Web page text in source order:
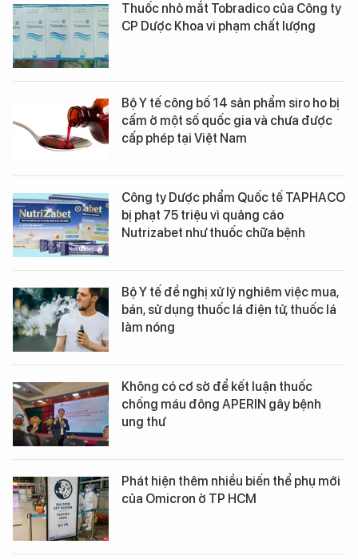
Thuốc nhỏ mắt Tobradico của Công ty
CP Dược Khoa vi phạm chất lượng
Bộ Y tế công bố 14 sản phẩm siro ho bị
cấm ở một số quốc gia và chưa được
cấp phép tại Việt Nam
Công ty Dược phẩm Quốc tế TAPHACO
bị phạt 75 triệu vì quảng cáo
Nutrizabet như thuốc chữa bệnh
Bộ Y tế đề nghị xử lý nghiêm việc mua,
bán, sử dụng thuốc lá điện tử, thuốc lá
làm nóng
Không có cơ sở để kết luận thuốc
chống máu đông APERIN gây bệnh
ung thư
Phát hiện thêm nhiều biến thể phụ mới
của Omicron ở TP HCM